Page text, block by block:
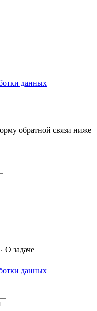
данных
обратной связи ниже
О задаче
данных